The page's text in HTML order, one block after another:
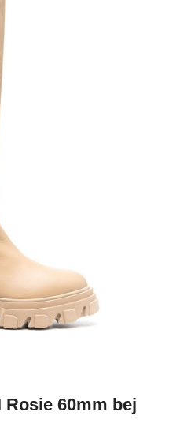
Rosie 60mm bej